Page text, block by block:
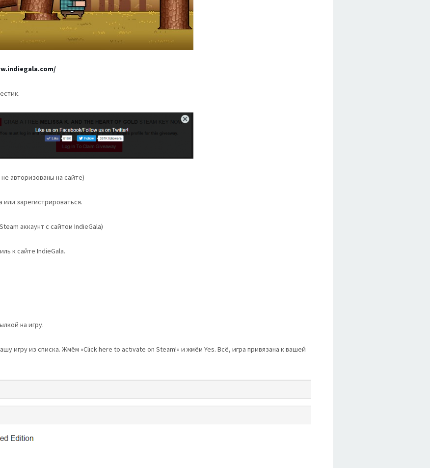
авторизованы на сайте)
или зарегистрироваться.
аккаунт с сайтом IndieGala)
к сайте IndieGala.
на игру.
игру из списка. Жмём «Click here to activate on Steam!» и жмём Yes. Всё, игра привязана к вашей